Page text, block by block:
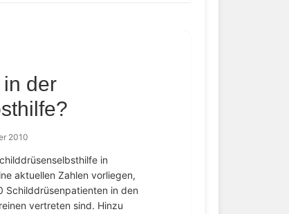
der
2010
in
aktuellen Zahlen vorliegen,
Schilddrüsenpatienten in den
vertreten sind. Hinzu